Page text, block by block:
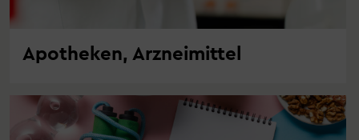
Apotheken, Arzneimittel